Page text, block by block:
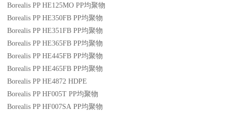
Borealis PP HE125MO PP均聚物
Borealis PP HE350FB PP均聚物
Borealis PP HE351FB PP均聚物
Borealis PP HE365FB PP均聚物
Borealis PP HE445FB PP均聚物
Borealis PP HE465FB PP均聚物
Borealis PP HE4872 HDPE
Borealis PP HF005T PP均聚物
Borealis PP HF007SA PP均聚物